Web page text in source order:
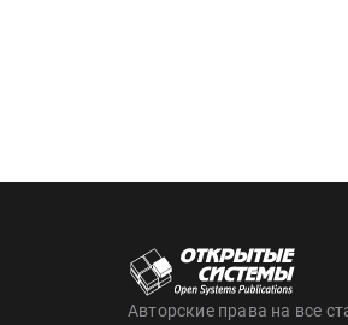
Авторские права на все